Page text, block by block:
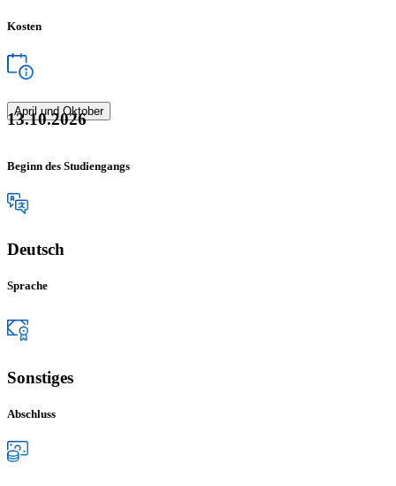
Kosten
April und Oktober
13.10.2026
Beginn des Studiengangs
Deutsch
Sprache
Sonstiges
Abschluss